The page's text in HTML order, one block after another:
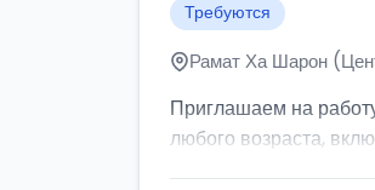
Требуются
Рамат Ха Шарон
Приглашаем на
любого возраста,